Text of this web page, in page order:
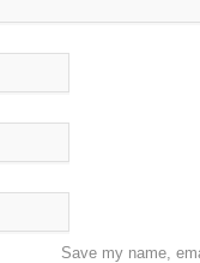
Save my name,